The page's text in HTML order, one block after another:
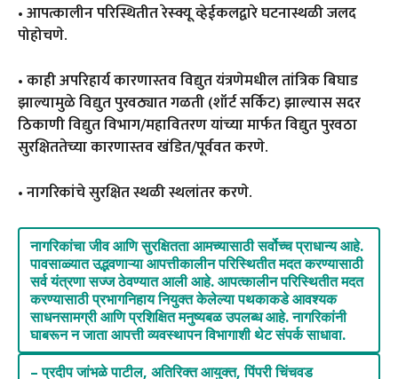
• आपत्कालीन परिस्थितीत रेस्क्यू व्हेईकलद्वारे घटनास्थळी जलद
पोहोचणे.
• काही अपरिहार्य कारणास्तव विद्युत यंत्रणेमधील तांत्रिक बिघाड
झाल्यामुळे विद्युत पुरवठ्यात गळती (शॉर्ट सर्किट) झाल्यास सदर
ठिकाणी विद्युत विभाग/महावितरण यांच्या मार्फत विद्युत पुरवठा
सुरक्षिततेच्या कारणास्तव खंडित/पूर्ववत करणे.
• नागरिकांचे सुरक्षित स्थळी स्थलांतर करणे.
नागरिकांचा जीव आणि सुरक्षितता आमच्यासाठी सर्वोच्च प्राधान्य आहे.
पावसाळ्यात उद्भवणाऱ्या आपत्तीकालीन परिस्थितीत मदत करण्यासाठी
सर्व यंत्रणा सज्ज ठेवण्यात आली आहे. आपत्कालीन परिस्थितीत मदत
करण्यासाठी प्रभागनिहाय नियुक्त केलेल्या पथकाकडे आवश्यक
साधनसामग्री आणि प्रशिक्षित मनुष्यबळ उपलब्ध आहे. नागरिकांनी
घाबरून न जाता आपत्ती व्यवस्थापन विभागाशी थेट संपर्क साधावा.
– प्रदीप जांभळे पाटील, अतिरिक्त आयुक्त, पिंपरी चिंचवड